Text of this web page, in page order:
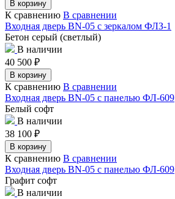
В корзину
К сравнению В сравнении
Входная дверь BN-05 с зеркалом ФЛЗ-1
Бетон серый (светлый)
В наличии
40 500 ₽
В корзину
К сравнению В сравнении
Входная дверь BN-05 с панелью ФЛ-609
Белый софт
В наличии
38 100 ₽
В корзину
К сравнению В сравнении
Входная дверь BN-05 с панелью ФЛ-609
Графит софт
В наличии